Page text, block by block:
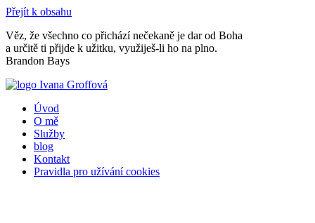
Přejít k obsahu
Věz, že všechno co přichází nečekaně je dar od Boha
a určitě ti přijde k užitku, využiješ-li ho na plno.
Brandon Bays
Úvod
O mě
Služby
blog
Kontakt
Pravidla pro užívání cookies